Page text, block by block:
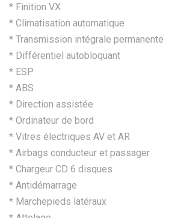
* Finition VX
* Climatisation automatique
* Transmission intégrale permanente
* Différentiel autobloquant
* ESP
* ABS
* Direction assistée
* Ordinateur de bord
* Vitres électriques AV et AR
* Airbags conducteur et passager
* Chargeur CD 6 disques
* Antidémarrage
* Marchepieds latéraux